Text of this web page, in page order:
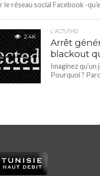
réseau social Facebook -
2.4K
L'ACTUTHD
Arrêt
blackout
Imaginez
Pourquoi ?